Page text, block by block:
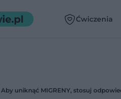
Ćwiczenia
Aby uniknąć MIGRENY, stosuj